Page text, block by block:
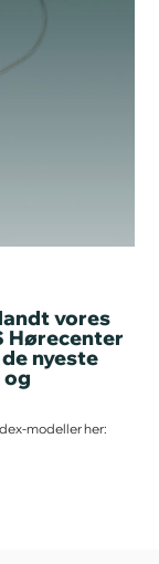
vores
Hørecenter
nyeste
modeller her: